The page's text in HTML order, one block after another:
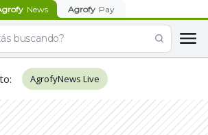
News Agrofy Pay
: AgrofyNews Live